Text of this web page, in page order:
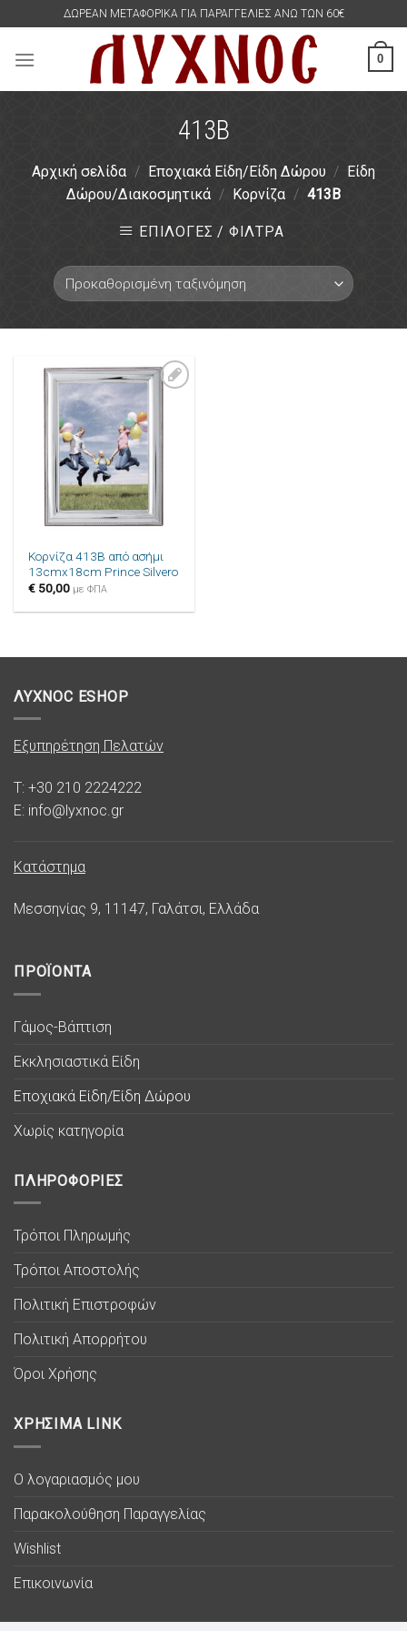
content
ΔΩΡΕΑΝ ΜΕΤΑΦΟΡΙΚΑ ΓΙΑ ΠΑΡΑΓΓΕΛΙΕΣ ΑΝΩ ΤΩΝ 60€
0
413B
Αρχική σελίδα / Εποχιακά Είδη/Είδη Δώρου /
Είδη
Δώρου/Διακοσμητικά / Κορνίζα / 413B
ΕΠΙΛΟΓΕΣ / ΦΙΛΤΡΑ
στην λίστα
επιθυμιών
Κορνίζα 413B από ασήμι
13cmx18cm Prince Silvero
€ 50,00 με ΦΠΑ
ΛΥΧΝΟC ESHOP
Εξυπηρέτηση Πελατών
T: +30 210 2224222
E: info@lyxnoc.gr
Κατάστημα
Μεσσηνίας 9, 11147, Γαλάτσι, Ελλάδα
ΠΡΟΪΟΝΤΑ
Γάμος-Βάπτιση
Εκκλησιαστικά Είδη
Εποχιακά Είδη/Είδη Δώρου
Χωρίς κατηγορία
ΠΛΗΡΟΦΟΡΙΕΣ
Τρόποι Πληρωμής
Τρόποι Αποστολής
Πολιτική Επιστροφών
Πολιτική Απορρήτου
Όροι Χρήσης
ΧΡΗΣΙΜΑ LINK
Ο λογαριασμός μου
Παρακολούθηση Παραγγελίας
Wishlist
Επικοινωνία